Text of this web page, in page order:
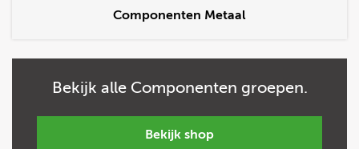
Componenten Metaal
Bekijk alle Componenten groepen.
bekijk shop